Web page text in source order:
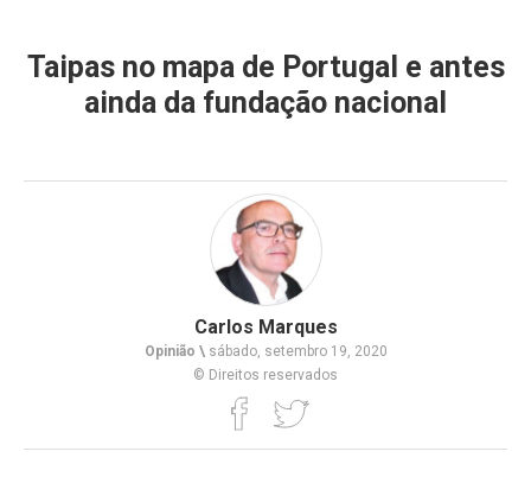
Taipas no mapa de Portugal e antes
ainda da fundação nacional
Carlos Marques
Opinião \sábado, setembro 19, 2020
© Direitos reservados